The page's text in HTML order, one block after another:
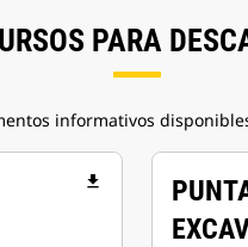
PARA
informativos
file_download